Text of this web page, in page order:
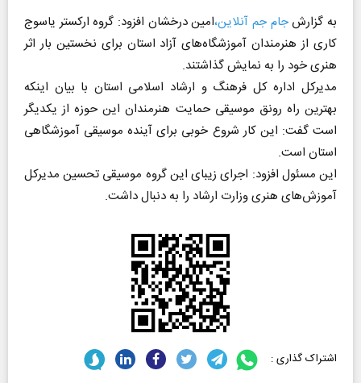
به گزارشجام جم آنلاین،امین درخشان افزود: گروه ارکستر یاسوج
کاری از هنرمندان آموزشگاه‌های آزاد استان برای نخستین بار اثر
هنری خود را به نمایش گذاشتند.
مدیرکل اداره کل فرهنگ و ارشاد اسلامی استان با بیان اینکه
بهترین راه رونق موسیقی حمایت هنرمندان این حوزه از یکدیگر
است گفت: این کار شروع خوبی برای آینده موسیقی آموزشگاهی
استان است.
این مسئول افزود: اجرای زیبای این گروه موسیقی تحسین مدیرکل
آموزش‌های هنری وزارت ارشاد را به دنبال داشت.
اشتراک گذاری :